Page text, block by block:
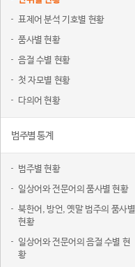
표제어 분석 기호별 현황
품사별 현황
음절 수별 현황
첫 자모별 현황
다의어 현황
범주별 통계
범주별 현황
일상어와 전문어의 품사별 현황
북한어, 방언, 옛말 범주의 품사별
현황
일상어와 전문어의 음절 수별 현
황